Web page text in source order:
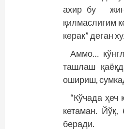
ахир бу
қилмаслигим
керак” деган
Аммо…
ташлаш
ошириш,
“Кўчада ҳеч
кетаман.
беради.